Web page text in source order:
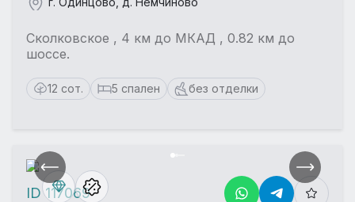
Сколковское , 4 км до МКАД , 0.82 км до
шоссе.
12 сот. 5 спален без отделки
ID 117069